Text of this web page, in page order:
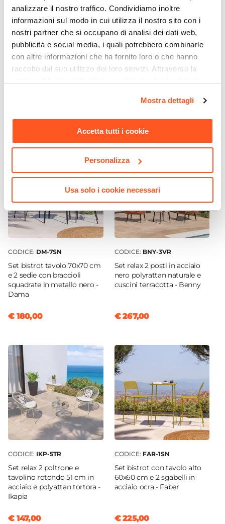
analizzare il nostro traffico. Condividiamo inoltre
informazioni sul modo in cui utilizza il nostro sito con i
nostri partner che si occupano di analisi dei dati web,
pubblicità e social media, i quali potrebbero combinarle
con altre informazioni che ha fornito loro o che hanno
raccolto dal suo utilizzo dei loro servizi. Attraverso la
momento. Per maggiori informazioni si invita a leggere la
Mostra dettagli
Accetta tutti i cookie
Personalizza
Usa solo i cookie necessari
CODICE:HALF3B
Ombrellone a muro 3 m
palo centrale telo bianco -
CODICE:LTR-2VG
Set pranzo pieghevole con
tavolo 70x70 cm e 2 sedie in
CODICE: DM-7SN
Set bistrot tavolo 70x70 cm
e 2 sedie con braccioli
squadrate in metallo nero -
Dama
€ 180,00
CODICE: BNY-3VR
Set relax 2 posti in acciaio
nero polyrattan naturale e
cuscini terracotta - Benny
€ 267,00
CODICE: IKP-5TR
Set relax 2 poltrone e
tavolino rotondo 51 cm in
acciaio e polyattan tortora -
Ikapia
€ 147,00
CODICE: FAR-1SN
Set bistrot con tavolo alto
60x60 cm e 2 sgabelli in
acciaio ocra - Faber
€ 225,00